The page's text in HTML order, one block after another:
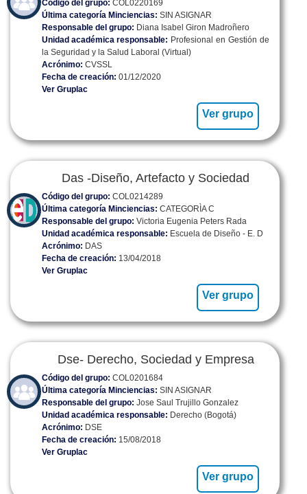
Código del grupo: COL0220169
Última categoría Minciencias: SIN ASIGNAR
Responsable del grupo: Diana Isabel Giron Madroñero
Unidad académica responsable: Profesional en Gestión de
la Seguridad y la Salud Laboral (Virtual)
Acrónimo: CVSSL
Fecha de creación: 01/12/2020
Ver Gruplac
Ver grupo
Das -Diseño, Artefacto y Sociedad
Código del grupo: COL0214289
Última categoría Minciencias: CATEGORÌA C
Responsable del grupo: Victoria Eugenia Peters Rada
Unidad académica responsable: Escuela de Diseño - E. D
Acrónimo: DAS
Fecha de creación: 13/04/2018
Ver Gruplac
Ver grupo
Dse- Derecho, Sociedad y Empresa
Código del grupo: COL0201684
Última categoría Minciencias: SIN ASIGNAR
Responsable del grupo: Jose Saul Trujillo Gonzalez
Unidad académica responsable: Derecho (Bogotá)
Acrónimo: DSE
Fecha de creación: 15/08/2018
Ver Gruplac
Ver grupo